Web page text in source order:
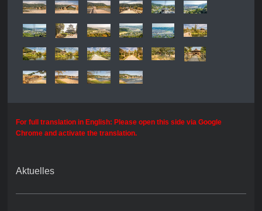
For full translation in English: Please open this side via Google
Chrome and activate the translation.
Aktuelles